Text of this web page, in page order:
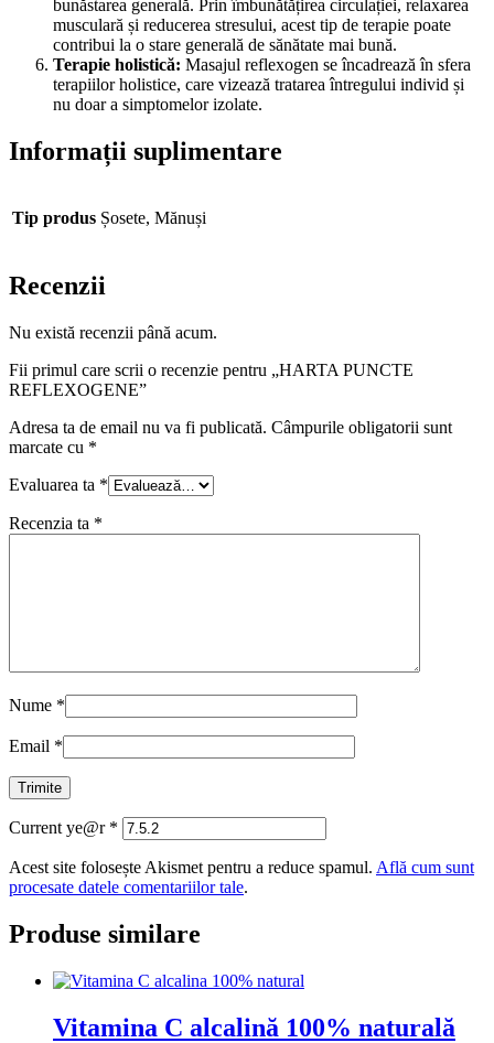
bunăstarea generală. Prin îmbunătățirea circulației, relaxarea
musculară și reducerea stresului, acest tip de terapie poate
contribui la o stare generală de sănătate mai bună.
Terapie holistică: Masajul reflexogen se încadrează în sfera
terapiilor holistice, care vizează tratarea întregului individ și
nu doar a simptomelor izolate.
Informații suplimentare
Tip produs Șosete, Mănuși
Recenzii
Nu există recenzii până acum.
Fii primul care scrii o recenzie pentru „HARTA PUNCTE
REFLEXOGENE”
Adresa ta de email nu va fi publicată. Câmpurile obligatorii sunt
marcate cu *
Evaluarea ta *
Recenzia ta *
Nume *
Email *
Current ye@r *
Acest site folosește Akismet pentru a reduce spamul. Află cum sunt
procesate datele comentariilor tale.
Produse similare
Vitamina C alcalină 100% naturală